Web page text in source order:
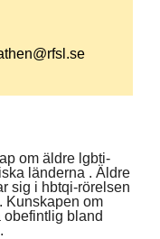
om äldre lgbti-
länderna . Äldre
sig i hbtqi-rörelsen
Kunskapen om
obefintlig bland